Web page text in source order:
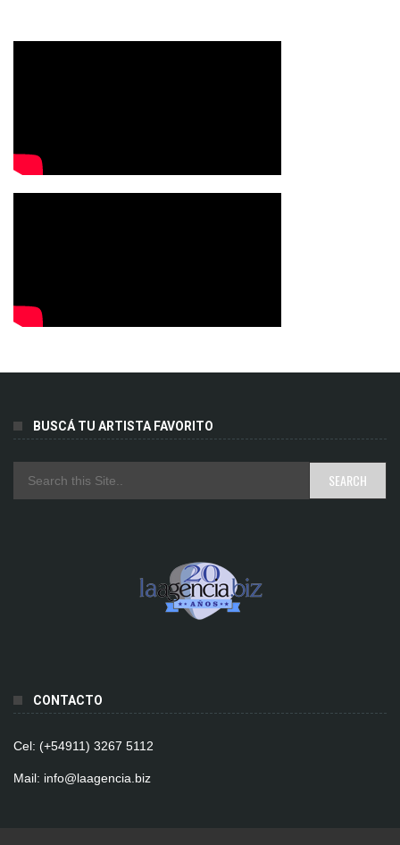
BUSCÁ TU ARTISTA FAVORITO
CONTACTO
Cel: (+54911) 3267 5112
Mail: info@laagencia.biz